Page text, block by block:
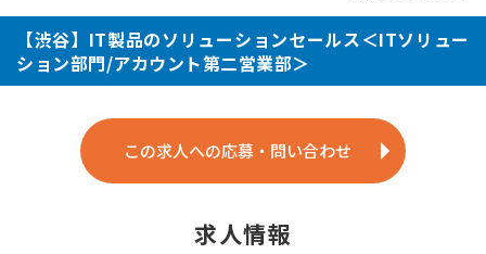
【渋谷】IT製品のソリューションセールス＜ITソリュー
ション部門/アカウント第二営業部＞
この求人への応募・問い合わせ
求人情報